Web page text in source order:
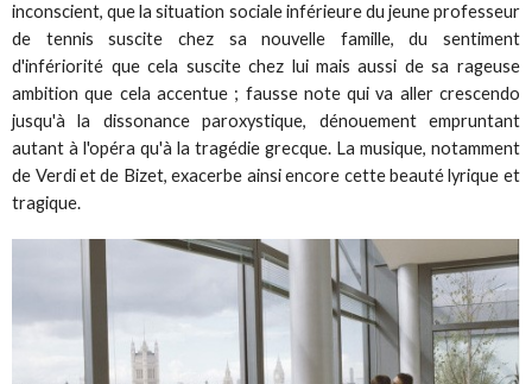
inconscient, que la situation sociale inférieure du jeune professeur
de tennis suscite chez sa nouvelle famille, du sentiment
d'infériorité que cela suscite chez lui mais aussi de sa rageuse
ambition que cela accentue ; fausse note qui va aller crescendo
jusqu'à la dissonance paroxystique, dénouement empruntant
autant à l'opéra qu'à la tragédie grecque. La musique, notamment
de Verdi et de Bizet, exacerbe ainsi encore cette beauté lyrique et
tragique.